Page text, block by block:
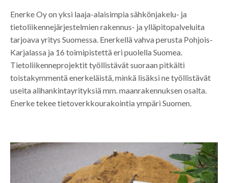
Enerke Oy on yksi laaja-alaisimpia sähkönjakelu- ja
tietoliikennejärjestelmien rakennus- ja ylläpitopalveluita
tarjoava yritys Suomessa. Enerkellä vahva perusta Pohjois-
Karjalassa ja 16 toimipistettä eri puolella Suomea.
Tietoliikenneprojektit työllistävät suoraan pitkälti
toistakymmentä enerkeläistä, minkä lisäksi ne työllistävät
useita alihankintayrityksiä mm. maanrakennuksen osalta.
Enerke tekee tietoverkkourakointia ympäri Suomen.